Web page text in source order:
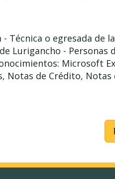
- Técnica o egresada de la
Lurigancho - Personas
Microsoft
Notas de Crédito, Notas